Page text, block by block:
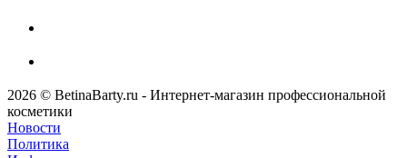
2026 © BetinaBarty.ru - Интернет-магазин профессиональной
косметики
Новости
Политика